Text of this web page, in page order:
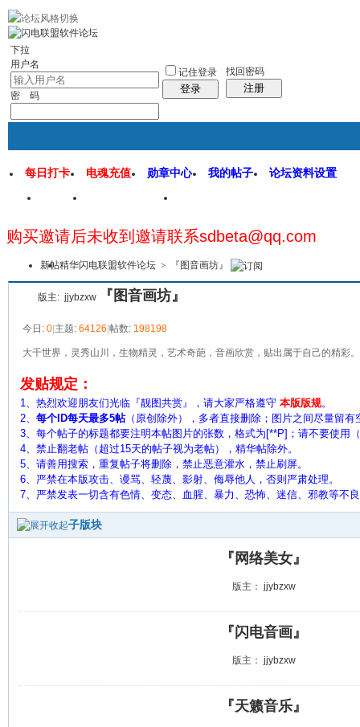
下拉
用户名
密 码
记住登录
登录
找回密码
注册
首页 闪电联盟论坛
每日打卡 电魂充值 勋章中心 我的帖子 论坛资料设置
购买邀请后未收到邀请联系sdbeta@qq.com
新帖精华闪电联盟软件论坛 > 『图音画坊』
版主: jjybzxw 『图音画坊』
今日: 0|主题: 64126|帖数: 198198
大千世界，灵秀山川，生物精灵，艺术奇葩，音画欣赏，贴出属于自己的精彩。
发贴规定：
1、热烈欢迎朋友们光临『靓图共赏』，请大家严格遵守 本版版规。
2、 每个ID每天最多5帖（原创除外），多者直接删除；图片之间尽量留
3、每个帖子的标题都要注明本帖图片的张数，格式为[**P]；请不要使用
4、禁止翻老帖（超过15天的帖子视为老帖），精华帖除外。
5、 请善用搜索，重复帖子将删除，禁止恶意灌水，禁止刷屏。
6、严禁在本版攻击、谩骂、轻蔑、影射、侮辱他人，否则严肃处理。
7、严禁发表一切含有色情、变态、血腥、暴力、恐怖、迷信、邪教等不
子版块
『网络美女』
版主： jjybzxw
『闪电音画』
版主： jjybzxw
『天籁音乐』